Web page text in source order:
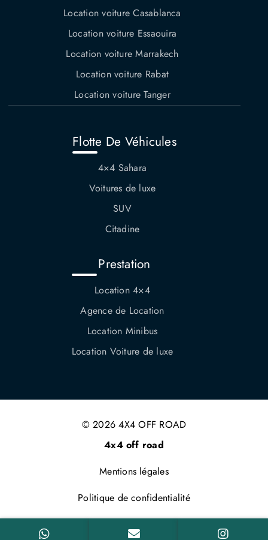
Location voiture Casablanca
Location voiture Essaouira
Location voiture Marrakech
Location voiture Rabat
Location voiture Tanger
Flotte De Véhicules
4×4 Sahara
Voitures de luxe
SUV
Citadine
Prestation
Location 4×4
Agence de Location
Location Minibus
Location Voiture de luxe
© 2026 4X4 OFF ROAD
4x4 off road
Mentions légales
Politique de confidentialité